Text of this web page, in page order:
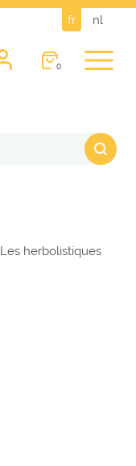
fr nl
0
Les herbolistiques